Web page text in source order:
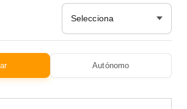
Selecciona
Autónomo